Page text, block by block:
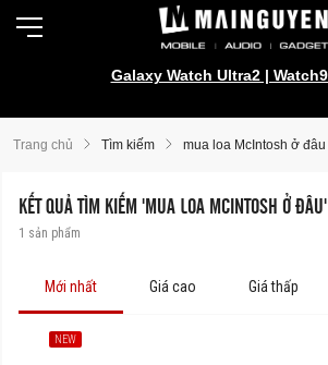
Galaxy Watch Ultra2 |
Trang chủ Tìm kiếm mua loa McIntosh ở đâu
KẾT QUẢ TÌM KIẾM 'MUA LOA MCINTOSH Ở ĐÂU'
1 sản phẩm
Mới nhất Giá cao Giá thấp
NEW